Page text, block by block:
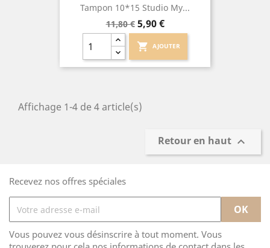
Tampon 10*15 Studio My...
Prix
de
base
11,80 € Prix
5,90 €
shopping_cart AJOUTER
Affichage 1-4 de 4 article(s)
Retour en haut 
Recevez nos offres spéciales
Vous pouvez vous désinscrire à tout moment. Vous